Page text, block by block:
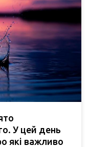
У цей день
які важливо